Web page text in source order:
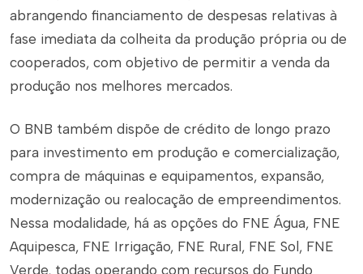
abrangendo financiamento de despesas relativas à
fase imediata da colheita da produção própria ou de
cooperados, com objetivo de permitir a venda da
produção nos melhores mercados.
O BNB também dispõe de crédito de longo prazo
para investimento em produção e comercialização,
compra de máquinas e equipamentos, expansão,
modernização ou realocação de empreendimentos.
Nessa modalidade, há as opções do FNE Água, FNE
Aquipesca, FNE Irrigação, FNE Rural, FNE Sol, FNE
Verde, todas operando com recursos do Fundo